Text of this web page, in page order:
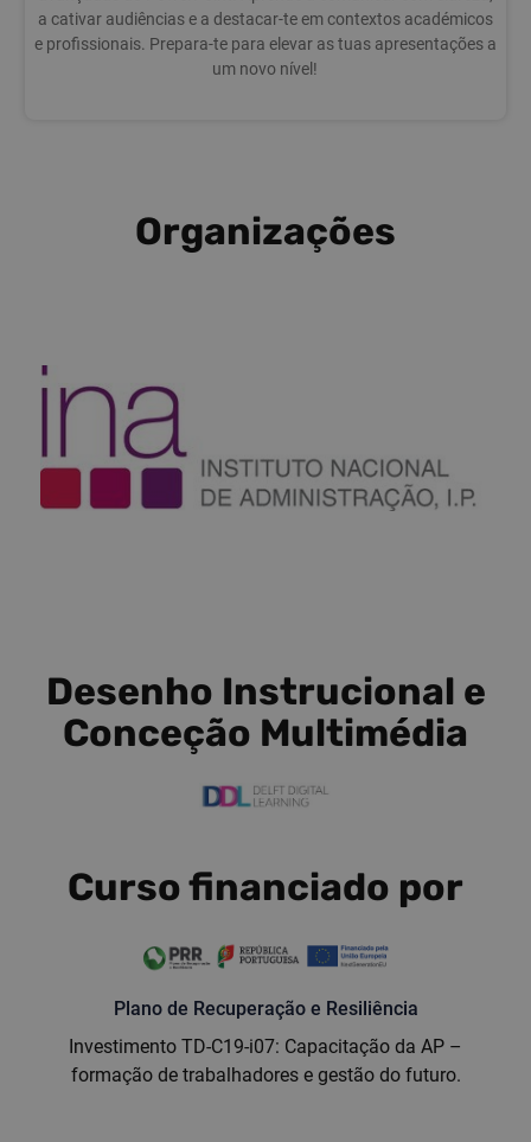
a cativar audiências e a destacar-te em contextos académicos
e profissionais. Prepara-te para elevar as tuas apresentações a
um novo nível!
Organizações
Desenho Instrucional e
Conceção Multimédia
Curso financiado por
Plano de Recuperação e Resiliência
Investimento TD-C19-i07: Capacitação da AP –
formação de trabalhadores e gestão do futuro.